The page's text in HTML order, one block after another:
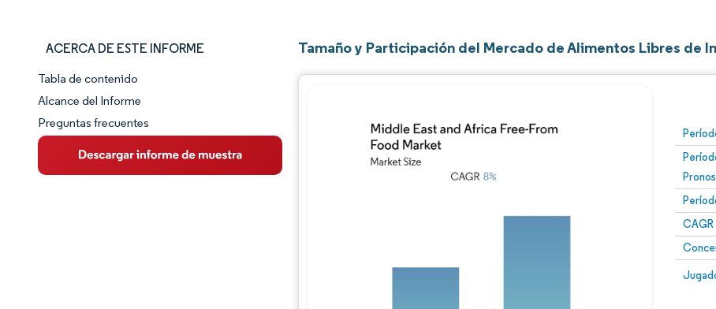
ACERCA DE ESTE INFORME
Panorama del Mercado
Visión General del Mercado
Tendencias Principales del Mercado
Tabla de contenido
Alcance del Informe
Preguntas frecuentes
Tamaño y Participación del Mercado de Alimentos Libres de
CAGR